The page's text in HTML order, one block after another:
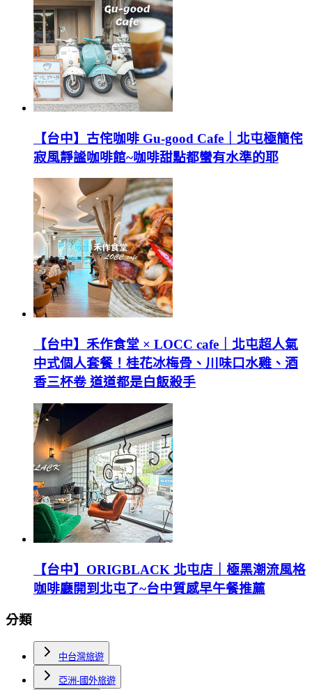
【台中】古侘咖啡 Gu-good Cafe｜北屯極簡侘
寂風靜謐咖啡館~咖啡甜點都蠻有水準的耶
【台中】禾作食堂 × LOCC cafe｜北屯超人氣
中式個人套餐！桂花冰梅骨、川味口水雞、酒
香三杯卷 道道都是白飯殺手
【台中】ORIGBLACK 北屯店｜極黑潮流風格
咖啡廳開到北屯了~台中質感早午餐推薦
分類
中台灣旅遊
亞洲-國外旅遊